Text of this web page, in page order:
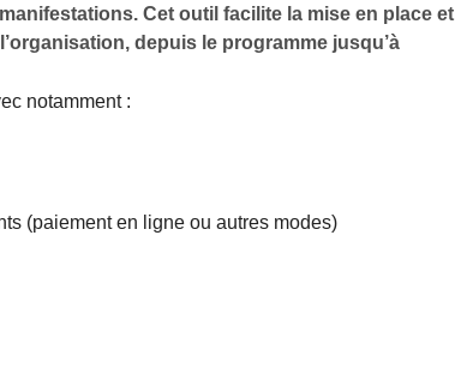
Cet outil facilite la mise en place et
depuis le programme jusqu’à
notamment :
(paiement en ligne ou autres modes)